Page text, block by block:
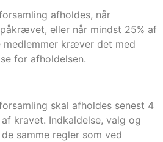
afholdes, når
eller når mindst 25% af
medlemmer kræver det med
for afholdelsen.
skal afholdes senest 4
kravet. Indkaldelse, valg og
samme regler som ved